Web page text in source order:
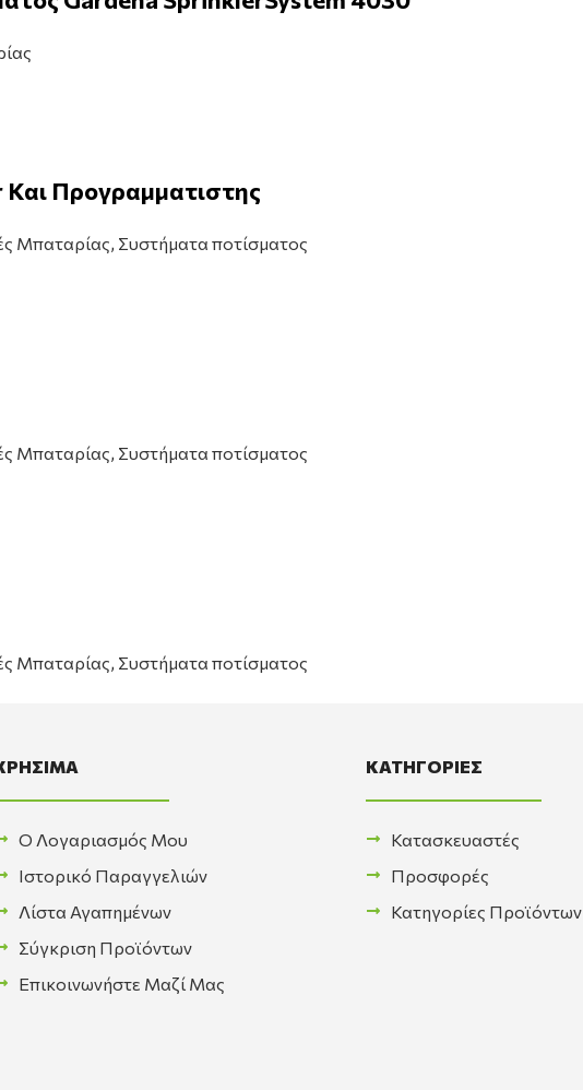
Προγραμματιστης
Μπαταρίας, Συστήματα ποτίσματος
Μπαταρίας, Συστήματα ποτίσματος
Μπαταρίας, Συστήματα ποτίσματος
Ο Λογαριασμός Μου
Ιστορικό Παραγγελιών
Λίστα Αγαπημένων
Σύγκριση Προϊόντων
Επικοινωνήστε Μαζί Μας
ΚΑΤΗΓΟΡΙΕΣ
Κατασκευαστές
Προσφορές
Κατηγορίες Προϊόντων